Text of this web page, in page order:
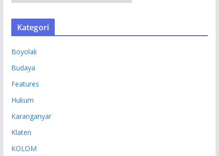
R
S
Kategori
Boyolali
Budaya
Features
Hukum
Karanganyar
Klaten
KOLOM